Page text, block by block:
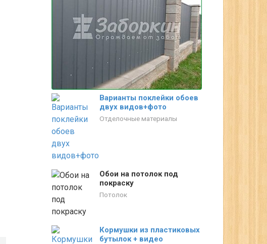
Варианты поклейки обоев
двух видов+фото
Отделочные материалы
Обои на потолок под
покраску
Потолок
Кормушки из пластиковых
бутылок + видео